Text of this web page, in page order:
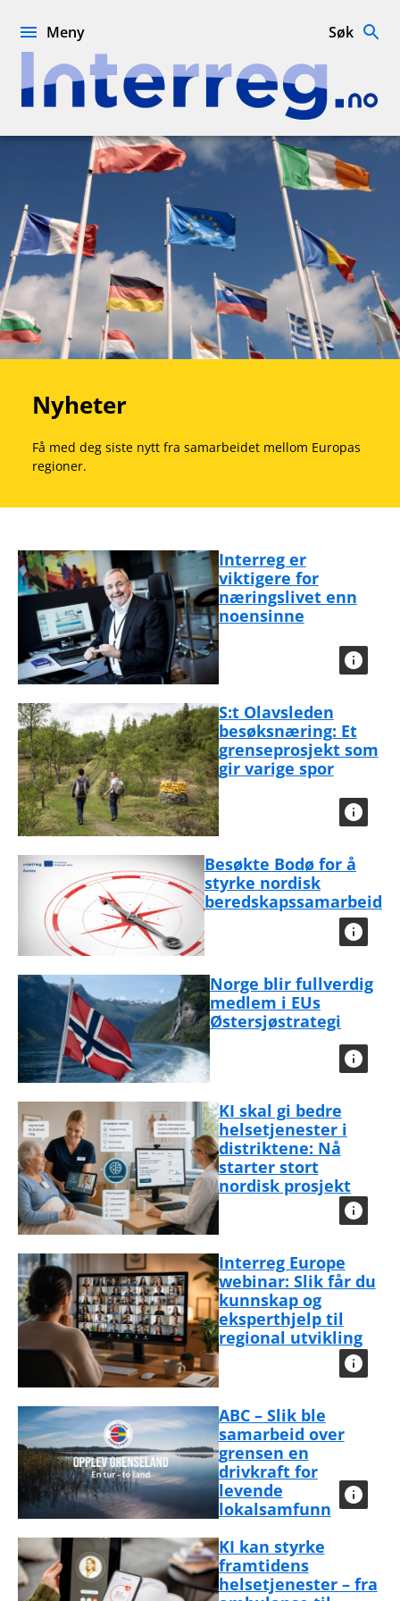
Interreg.no
Meny Søk
Nyheter
Nyheter
Få med deg siste nytt fra samarbeidet mellom Europas
regioner.
Interreg er
viktigere for
næringslivet enn
noensinne
S:t Olavsleden
besøksnæring: Et
grenseprosjekt som
gir varige spor
Besøkte Bodø for å
styrke nordisk
beredskapssamarbeid
Norge blir fullverdig
medlem i EUs
Østersjøstrategi
KI skal gi bedre
helsetjenester i
distriktene: Nå
starter stort
nordisk prosjekt
Interreg Europe
webinar: Slik får du
kunnskap og
eksperthjelp til
regional utvikling
ABC – Slik ble
samarbeid over
grensen en
drivkraft for
levende
lokalsamfunn
KI kan styrke
framtidens
helsetjenester – fra